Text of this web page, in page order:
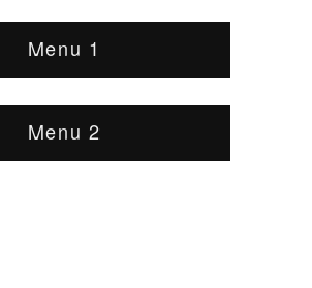
Menu 1
Menu 2